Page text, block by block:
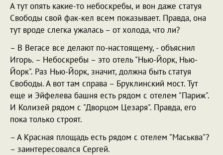
А тут опять какие-то небоскребы, и вон даже статуя
Свободы свой фак-кел всем показывает. Правда, она
тут вроде слегка ужалась – от холода, что ли?
– В Вегасе все делают по-настоящему, - объяснил
Игорь. – Небоскребы – это отель "Нью-Йорк, Нью-
Йорк". Раз Нью-Йорк, значит, должна быть статуя
Свободы. А вот там справа – Бруклинский мост. Тут
еще и Эйфелева башня есть рядом с отелем "Париж".
И Колизей рядом с "Дворцом Цезаря". Правда, его
пока только строят.
– А Красная площадь есть рядом с отелем "Маськва"?
– заинтересовался Сергей.